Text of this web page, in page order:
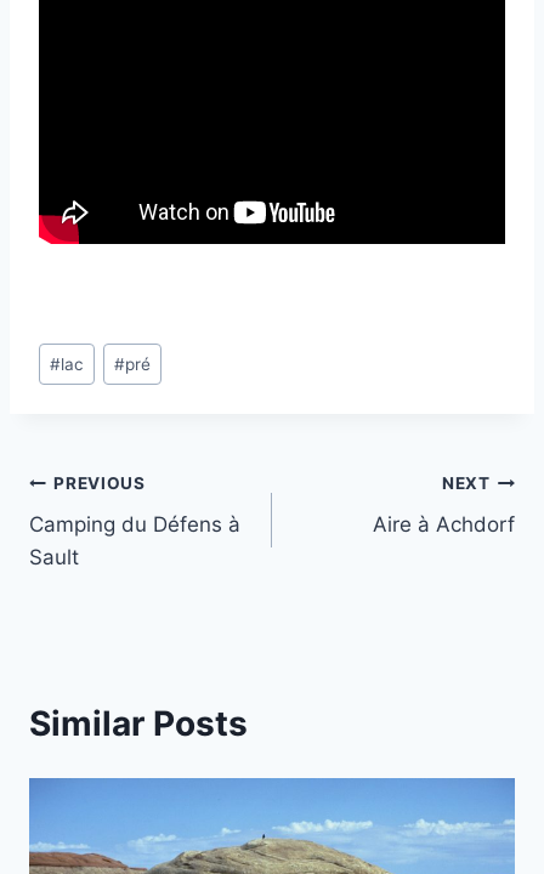
Post
Tags:
#lac #pré
Post
navigation
PREVIOUS
Camping du Défens à
Sault
NEXT
Aire à Achdorf
Similar Posts